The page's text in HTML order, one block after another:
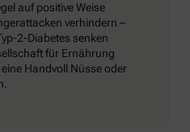
auf positive Weise
verhindern –
2-Diabetes senken
für Ernährung
Handvoll Nüsse oder